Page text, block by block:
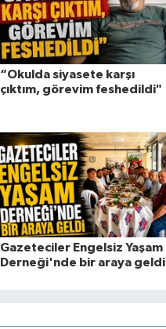
“Okulda siyasete karşı
çıktım, görevim feshedildi"
Gazeteciler Engelsiz Yaşam
Derneği'nde bir araya geldi